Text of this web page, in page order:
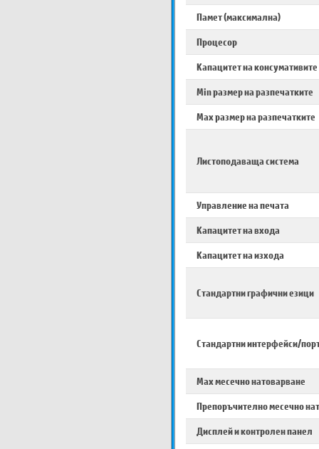
Памет (максимална)
Процесор
Капацитет на консумативите
Min размер на разпечатките
Max размер на разпечатките
Листоподаваща система
Управление на печата
Капацитет на входа
Капацитет на изхода
Стандартни графични езици
Стандартни интерфейси/
Max месечно натоварване
Препоръчително месечно
Дисплей и контролен панел